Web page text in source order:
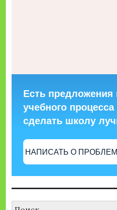
Есть предложения
учебного процесса
сделать школу
НАПИСАТЬ О